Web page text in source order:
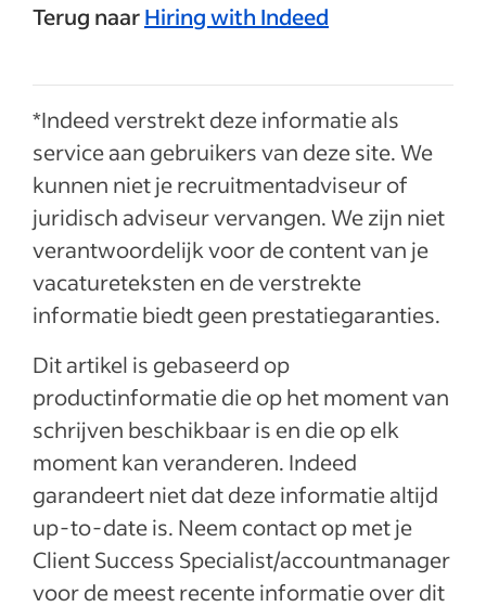
Terug naarHiring with Indeed
*Indeed verstrekt deze informatie als
service aan gebruikers van deze site. We
kunnen niet je recruitmentadviseur of
juridisch adviseur vervangen. We zijn niet
verantwoordelijk voor de content van je
vacatureteksten en de verstrekte
informatie biedt geen prestatiegaranties.
Dit artikel is gebaseerd op
productinformatie die op het moment van
schrijven beschikbaar is en die op elk
moment kan veranderen. Indeed
garandeert niet dat deze informatie altijd
up-to-date is. Neem contact op met je
Client Success Specialist/accountmanager
voor de meest recente informatie over dit